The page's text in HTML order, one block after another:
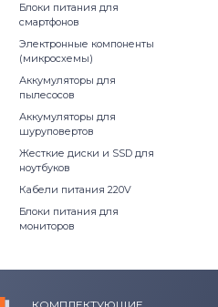
Блоки питания для
смартфонов
Электронные компоненты
(микросхемы)
Аккумуляторы для
пылесосов
Аккумуляторы для
шуруповертов
Жесткие диски и SSD для
ноутбуков
Кабели питания 220V
Блоки питания для
мониторов